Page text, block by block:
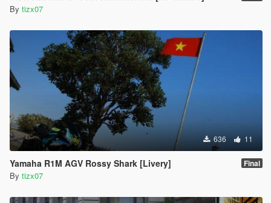
By tizx07
636 11
Yamaha R1M AGV Rossy Shark [Livery] Final
By tizx07